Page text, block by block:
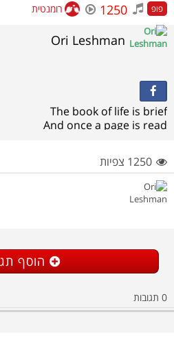
פופ 1250 רומנטית
Ori Leshman
The book of life is brief
And once a page is read
1250 צפיות
הוסף
0 תגובות